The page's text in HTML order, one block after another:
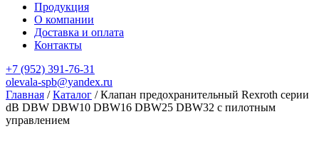
Продукция
О компании
Доставка и оплата
Контакты
+7 (952) 391-76-31
olevala-spb@yandex.ru
Главная /Каталог /Клапан предохранительный Rexroth серии
dB DBW DBW10 DBW16 DBW25 DBW32 с пилотным
управлением